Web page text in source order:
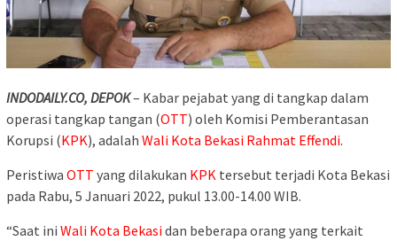
INDODAILY.CO, DEPOK– Kabar pejabat yang di tangkap dalam
operasi tangkap tangan (OTT) oleh Komisi Pemberantasan
Korupsi (KPK), adalah Wali Kota Bekasi Rahmat Effendi.
Peristiwa OTT yang dilakukan KPK tersebut terjadi Kota Bekasi
pada Rabu, 5 Januari 2022, pukul 13.00-14.00 WIB.
“Saat ini Wali Kota Bekasidan beberapa orang yang terkait